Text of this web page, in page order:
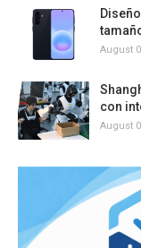
August
con
August